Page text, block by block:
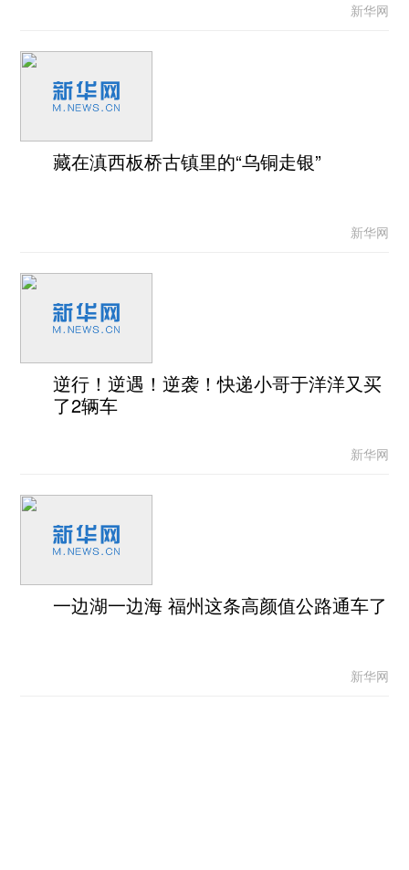
新华网
藏在滇西板桥古镇里的“乌铜走银”
新华网
逆行！逆遇！逆袭！快递小哥于洋洋又买
了2辆车
新华网
一边湖一边海 福州这条高颜值公路通车了
新华网